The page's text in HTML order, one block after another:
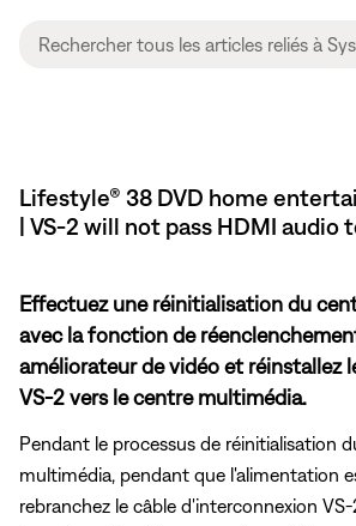
Lifestyle® 38 DVD home
| VS-2 will not pass HDMI audio
Effectuez une réinitialisation du
avec la fonction de
améliorateur de vidéo et réinstallez
VS-2 vers le centre multimédia.
Pendant le processus de réinitialisation
multimédia, pendant que l'alimentation
rebranchez le câble d'interconnexion VS-